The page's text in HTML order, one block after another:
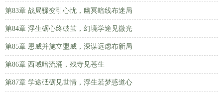
第83章 战局骤变引心忧，幽冥暗线布迷局
第84章 浮生砺心终破茧，幻境学途见微光
第85章 恩威并施立盟威，深谋远虑布新局
第86章 西域暗流涌，残寺见苍生
第87章 学途砥砺见世情，浮生若梦惑道心